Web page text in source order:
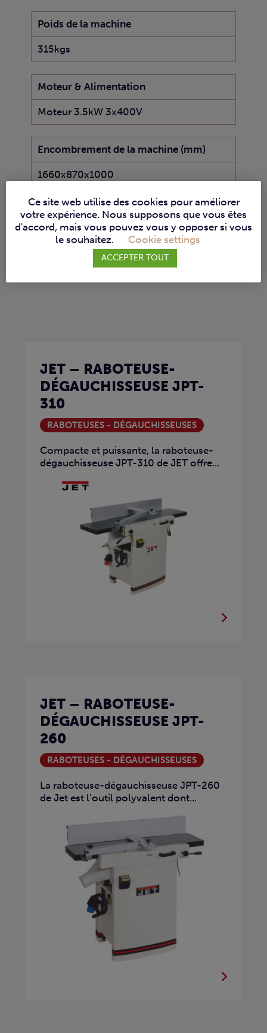
Poids de la machine
315kgs
Moteur & Alimentation
Moteur 3.5kW 3x400V
Encombrement de la machine (mm)
1660x870x1000
Machines similaires :
JET – RABOTEUSE-
DÉGAUCHISSEUSE JPT-
310
RABOTEUSES - DÉGAUCHISSEUSES
Compacte et puissante, la raboteuse-
dégauchisseuse JPT-310 de JET offre...
JET – RABOTEUSE-
DÉGAUCHISSEUSE JPT-
260
RABOTEUSES - DÉGAUCHISSEUSES
La raboteuse-dégauchisseuse JPT-260
de Jet est l’outil polyvalent dont...
Ce site web utilise des cookies pour améliorer
votre expérience. Nous supposons que vous êtes
d'accord, mais vous pouvez vous y opposer si vous
le souhaitez.
Cookie settings
ACCEPTER TOUT